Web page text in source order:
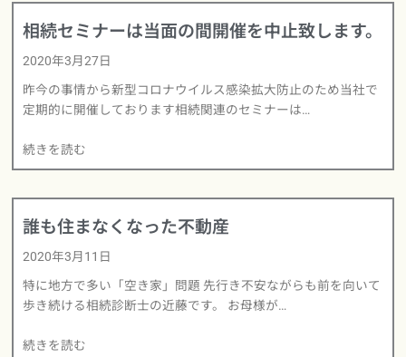
相続セミナーは当面の間開催を中止致します。
2020年3月27日
昨今の事情から新型コロナウイルス感染拡大防止のため当社で
定期的に開催しております相続関連のセミナーは…
続きを読む
誰も住まなくなった不動産
2020年3月11日
特に地方で多い「空き家」問題 先行き不安ながらも前を向いて
歩き続ける相続診断士の近藤です。 お母様が…
続きを読む